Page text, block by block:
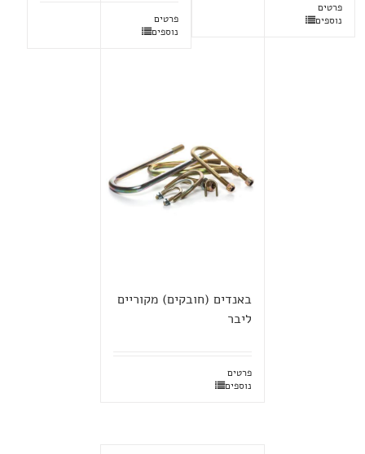
פרטים
נוספים
פרטים
נוספים
באנדים (חובקים) מקוריים
ליבר
פרטים
נוספים